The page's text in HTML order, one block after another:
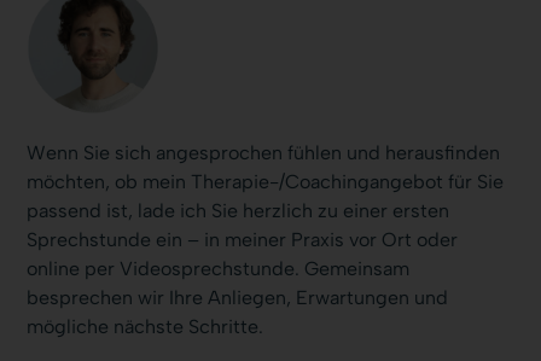
Wenn Sie sich angesprochen fühlen und herausfinden
möchten, ob mein Therapie-/Coachingangebot für Sie
passend ist, lade ich Sie herzlich zu einer ersten
Sprechstunde ein – in meiner Praxis vor Ort oder
online per Videosprechstunde. Gemeinsam
besprechen wir Ihre Anliegen, Erwartungen und
mögliche nächste Schritte.